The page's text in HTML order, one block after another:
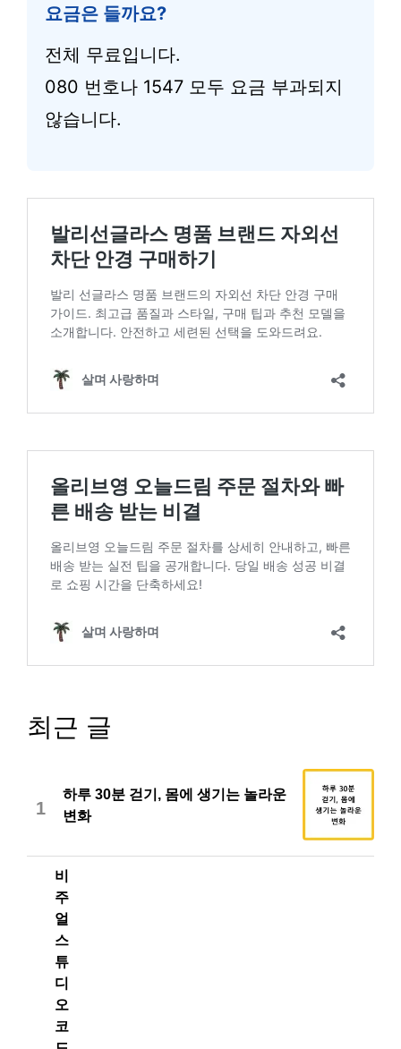
요금은 들까요?
전체 무료입니다.
080 번호나 1547 모두 요금 부과되지
않습니다.
최근 글
1
하루 30분 걷기, 몸에 생기는 놀라운
변화
비
주
얼
스
튜
디
오
코